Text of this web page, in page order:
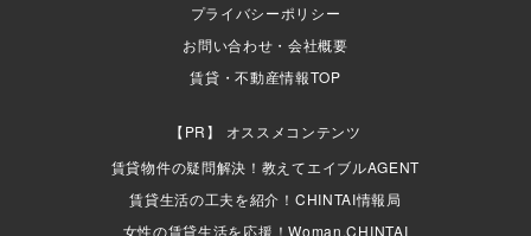
プライバシーポリシー
お問い合わせ・会社概要
賃貸・不動産情報TOP
オススメコンテンツ
賃貸物件の疑問解決！教えてエイブルAGENT
賃貸生活の工夫を紹介！CHINTAI情報局
女性の賃貸生活を応援！Woman.CHINTAI